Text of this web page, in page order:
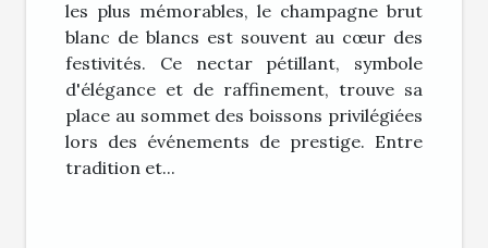
les plus mémorables, le champagne brut
blanc de blancs est souvent au cœur des
festivités. Ce nectar pétillant, symbole
d'élégance et de raffinement, trouve sa
place au sommet des boissons privilégiées
lors des événements de prestige. Entre
tradition et...